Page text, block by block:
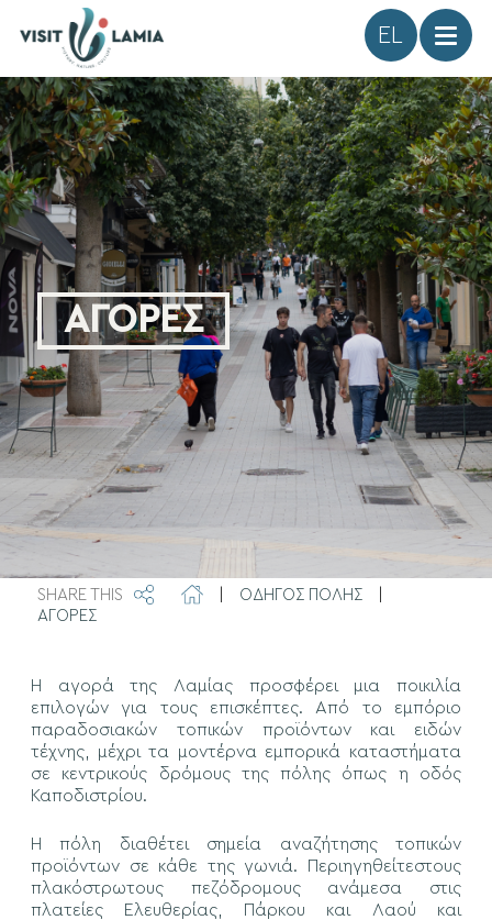
Γλώσσα
ΑΓΟΡΕΣ
SHARE THIS ΟΔΗΓΟΣ ΠΟΛΗΣ
ΑΓΟΡΕΣ
Η αγορά της Λαμίας προσφέρει μια ποικιλία
επιλογών για τους επισκέπτες. Από το εμπόριο
παραδοσιακών τοπικών προϊόντων και ειδών
τέχνης, μέχρι τα μοντέρνα εμπορικά καταστήματα
σε κεντρικούς δρόμους της πόλης όπως η οδός
Καποδιστρίου.
Η πόλη διαθέτει σημεία αναζήτησης τοπικών
προϊόντων σε κάθε της γωνιά. Περιηγηθείτεστους
πλακόστρωτους πεζόδρομους ανάμεσα στις
πλατείες Ελευθερίας, Πάρκου και Λαού και